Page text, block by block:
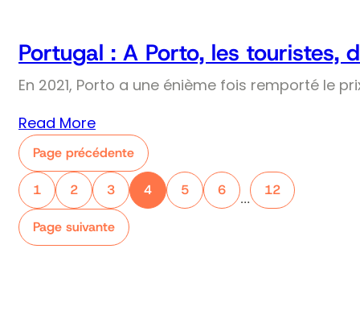
Portugal : A Porto, les touristes,
En 2021, Porto a une énième fois remporté le
Read More
Page précédente
1 2 3 4 5 6
…
12
Page suivante